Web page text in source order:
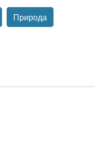
Природа